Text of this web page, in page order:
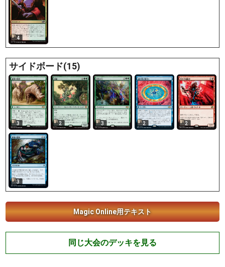
4
サイドボード(15)
3 2 3 2 2
3
Magic Online用テキスト
同じ大会のデッキを見る